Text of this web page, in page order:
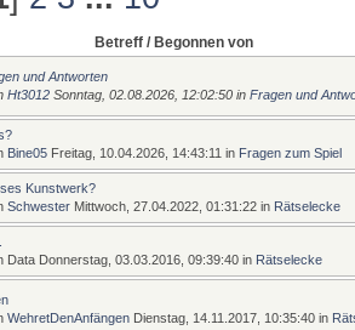
Betreff/ Begonnen von
und Antworten
Ht3012 Sonntag, 02.08.2026, 12:02:50in Fragen und
Bine05 Freitag, 10.04.2026, 14:43:11 in Fragen zum Spiel
Kunstwerk?
Schwester Mittwoch, 27.04.2022, 01:31:22in Rätselecke
Data Donnerstag, 03.03.2016, 09:39:40in Rätselecke
WehretDenAnfängen Dienstag, 14.11.2017, 10:35:40in